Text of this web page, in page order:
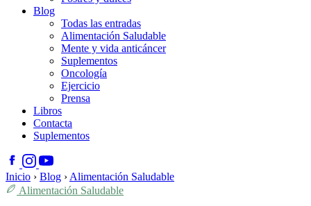
Blog
Todas las entradas
Alimentación Saludable
Mente y vida anticáncer
Suplementos
Oncología
Ejercicio
Prensa
Libros
Contacta
Suplementos
Inicio › Blog › Alimentación Saludable
Alimentación Saludable